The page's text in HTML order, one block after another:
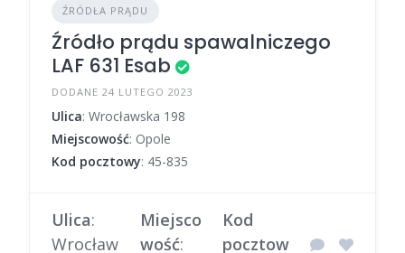
ŹRÓDŁA PRĄDU
Źródło prądu spawalniczego
LAF 631 Esab
DODANE 24 LUTEGO 2023
Ulica: Wrocławska 198
Miejscowość: Opole
Kod pocztowy: 45-835
Ulica:
Wrocław
Miejsco
wość:
Kod
pocztow